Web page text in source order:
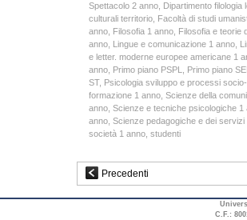
Spettacolo 2 anno Dipartimento filologia
culturali territorio Facoltà di studi
anno Filosofia 1 anno Filosofia e teorie
anno Lingue e comunicazione 1 anno
e letter. moderne europee americane 1
anno Primo piano PSPL
Primo piano
ST, Psicologia sviluppo e processi
formazione 1 anno Scienze della
anno Scienze e tecniche psicologiche 1
anno Scienze pedagogiche e dei
società 1 anno studenti
Precedenti
C.F.: